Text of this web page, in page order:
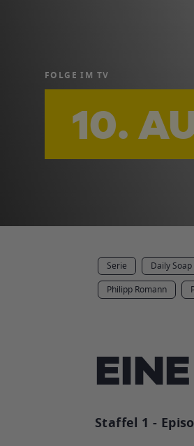
FOLGE IM TV
10.
Serie Daily Soap
Philipp Romann
Staffel 1 -